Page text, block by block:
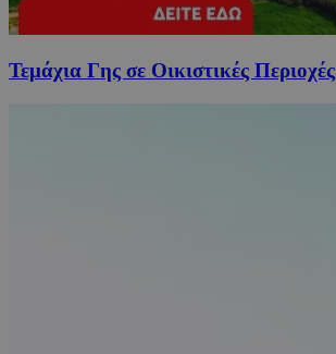
Τεμάχια Γης σε Οικιστικές Περιοχές